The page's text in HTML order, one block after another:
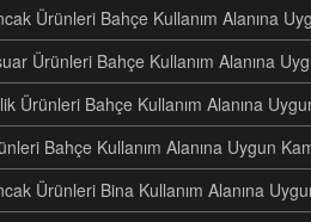
Ürünleri Bahçe Kullanım Alanına
Ürünleri Bahçe Kullanım Alanına
Ürünleri Bahçe Kullanım Alanına
Bahçe Kullanım Alanına Uygun
Ürünleri Bina Kullanım Alanına